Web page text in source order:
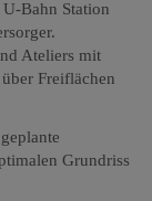
Bahn Station
Ateliers mit
Freiflächen
Grundriss